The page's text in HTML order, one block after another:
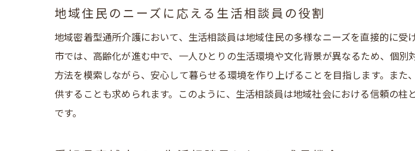
地域密着型介護への転職を考えるポイ
求人情報をチェックする際のポイント
地域に根ざした介護ならではのキャリ
愛知県安城市での面接対策と応募の流
地域住民のニーズに応える生活相談員の役割
地域密着型通所介護において、生活相談員は地域住民の多様なニーズを直接的に
市では、高齢化が進む中で、一人ひとりの生活環境や文化背景が異なるため、個
方法を模索しながら、安心して暮らせる環境を作り上げることを目指します。ま
供することも求められます。このように、生活相談員は地域社会における信頼の
です。